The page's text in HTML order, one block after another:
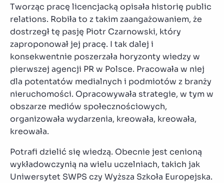
Tworząc pracę licencjacką opisała historię public
relations. Robiła to z takim zaangażowaniem, że
dostrzegł tę pasję Piotr Czarnowski, który
zaproponował jej pracę. I tak dalej i
konsekwentnie poszerzała horyzonty wiedzy w
pierwszej agencji PR w Polsce. Pracowała w niej
dla potentatów medialnych i podmiotów z branży
nieruchomości. Opracowywała strategie, w tym w
obszarze mediów społecznościowych,
organizowała wydarzenia, kreowała, kreowała,
kreowała.
Potrafi dzielić się wiedzą. Obecnie jest cenioną
wykładowczynią na wielu uczelniach, takich jak
Uniwersytet SWPS czy Wyższa Szkoła Europejska.